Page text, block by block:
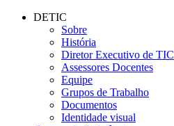
Conteúdo principal
DETIC
Sobre
História
Diretor Executivo de TIC
Assessores Docentes
Equipe
Grupos de Trabalho
Documentos
Identidade visual